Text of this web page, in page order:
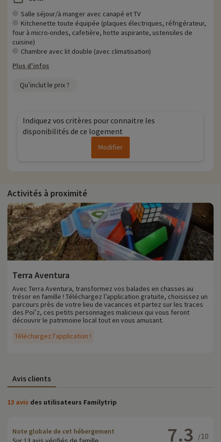
Salle séjour/à manger avec canapé et TV
Kitchenette toute équipée (plaques électriques, réfrigérateur,
four à micro-ondes, cafetière, hotte aspirante, ustensiles de
cuisine)
Chambre avec lit double (avec climatisation)
Plus d'infos
Qu’inclut le prix ?
Indiquez vos critères pour connaitre les
disponibilités de ce logement
Modifier
Activités à proximité
Terra Aventura
Téléchargez l'application !
Avec Terra Aventura, transformez vos balades en chasses au
trésor en famille ! Téléchargez l’application gratuite, choisissez un
parcours près de votre lieu de vacances et partez sur les traces
des Poï’z, ces petits personnages malicieux qui vous feront
découvrir le patrimoine local tout en vous amusant.
Avis clients
13 avis des utilisateurs Familytrip
Note globale de cet hébergement
7.3 /10